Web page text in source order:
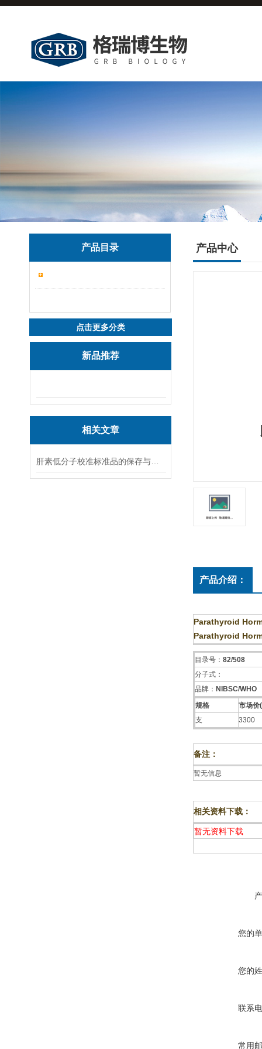
产品目录
点击更多分类
新品推荐
相关文章
产品中心
产品介绍：
Parathyroid
Parathyroid
目录号： 82/508
分子式：
品牌： NIBSC/WHO
规格
市场价
支
3300
备注：
暂无信息
相关资料下载：
暂无资料下载
您的
您的
联系
常用